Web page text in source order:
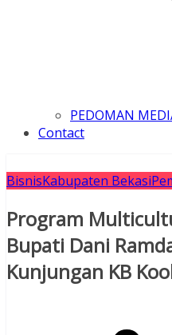
PEDOMAN
Contact
BisnisKabupaten Bekasi
Program
Bupati Dani
Kunjungan KB